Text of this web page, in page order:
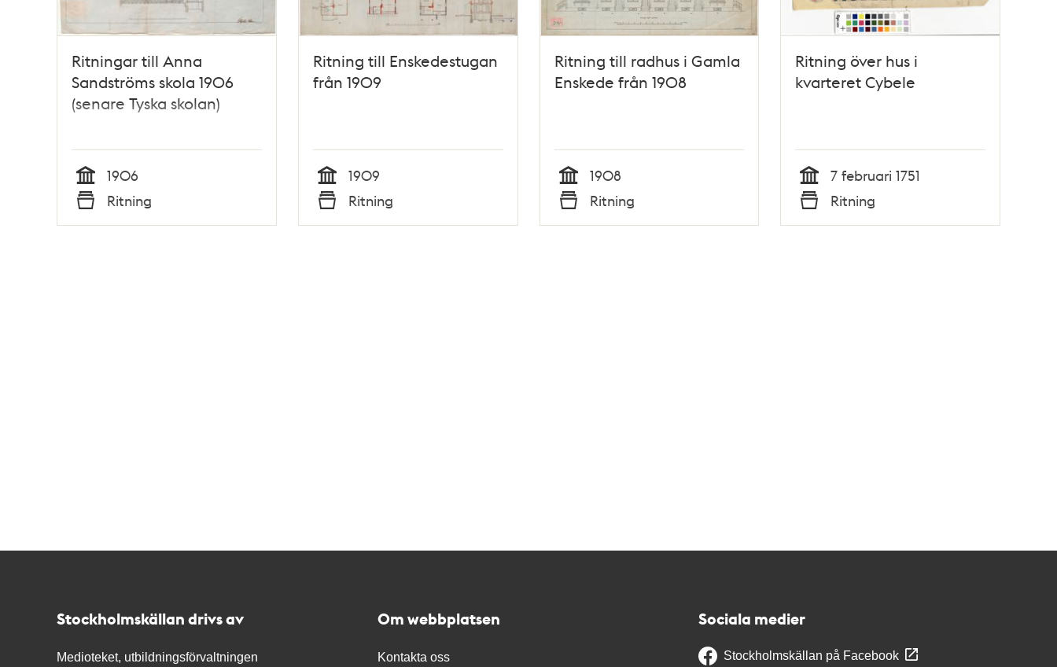
Ritningar till Anna
Sandströms skola 1906
(senare Tyska skolan)
Tid
1906
Typ
Ritning
Ritning till Enskedestugan
från 1909
Tid
1909
Typ
Ritning
Ritning till radhus i Gamla
Enskede från 1908
Tid
1908
Typ
Ritning
Ritning över hus i
kvarteret Cybele
Tid
7 februari 1751
Typ
Ritning
Stockholmskällan drivs av
Medioteket, utbildningsförvaltningen
Om webbplatsen
Kontakta oss
Sociala medier
Stockholmskällan på Facebook